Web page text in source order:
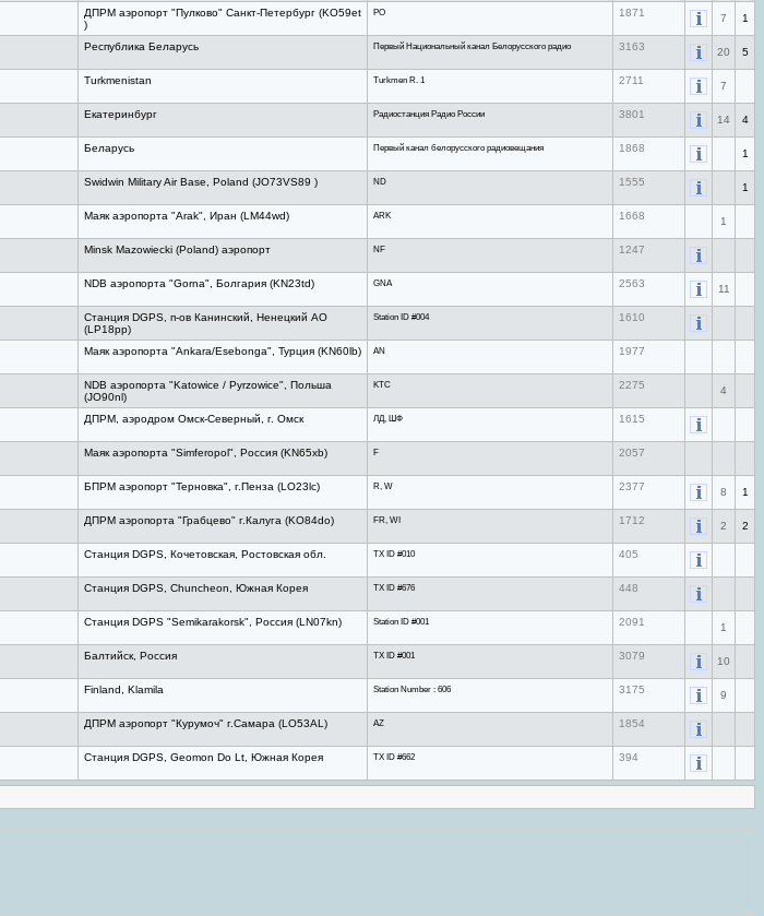
ДПРМ аэропорт "Пулково" Санкт-Петербург (KO59et
)
PO 1871 7 1
Республика Беларусь Первый Национальный канал Белорусского радио 3163 20 5
Turkmenistan Turkmen R. 1 2711 7
Екатеринбург Радиостанция Радио России 3801 14 4
Беларусь Первый канал белорусского радиовещания 1868 1
Swidwin Military Air Base, Poland (JO73VS89 ) ND 1555 1
Маяк аэропорта "Arak", Иран (LM44wd) ARK 1668 1
Minsk Mazowiecki (Poland) аэропорт NF 1247
NDB аэропорта "Gorna", Болгария (KN23td) GNA 2563 11
Станция DGPS, п-ов Канинский, Ненецкий АО
(LP18pp)
Station ID #004 1610
Маяк аэропорта "Ankara/Esebonga", Турция (KN60lb) AN 1977
NDB аэропорта "Katowice / Pyrzowice", Польша
(JO90nl)
KTC 2275 4
ДПРМ, аэродром Омск-Северный, г. Омск ЛД, ШФ 1615
Маяк аэропорта "Simferopol", Россия (KN65xb) F 2057
БПРМ аэропорт "Терновка", г.Пенза (LO23lc) R, W 2377 8 1
ДПРМ аэропорта "Грабцево" г.Калуга (KO84do) FR, WI 1712 2 2
Станция DGPS, Кочетовская, Ростовская обл. TX ID #010 405
Станция DGPS, Chuncheon, Южная Корея TX ID #676 448
Станция DGPS "Semikarakorsk", Россия (LN07kn) Station ID #001 2091 1
Балтийск, Россия TX ID #001 3079 10
Finland, Klamila Station Number : 606 3175 9
ДПРМ аэропорт "Курумоч" г.Самара (LO53AL) AZ 1854
Станция DGPS, Geomon Do Lt, Южная Корея TX ID #662 394